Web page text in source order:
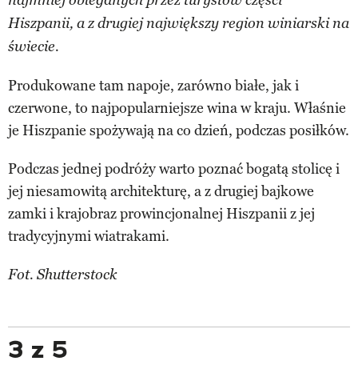
Hiszpanii, a z drugiej największy region winiarski na
świecie.
Produkowane tam napoje, zarówno białe, jak i
czerwone, to najpopularniejsze wina w kraju. Właśnie
je Hiszpanie spożywają na co dzień, podczas posiłków.
Podczas jednej podróży warto poznać bogatą stolicę i
jej niesamowitą architekturę, a z drugiej bajkowe
zamki i krajobraz prowincjonalnej Hiszpanii z jej
tradycyjnymi wiatrakami.
Fot. Shutterstock
3 z 5